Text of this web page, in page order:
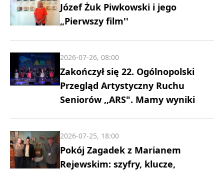
Józef Żuk Piwkowski i jego
„Pierwszy film''
Zakończył się 22. Ogólnopolski
Przegląd Artystyczny Ruchu
Seniorów ,,ARS". Mamy wyniki
2026-07-26, 08:00
Pokój Zagadek z Marianem
Rejewskim: szyfry, klucze,
2026-07-25, 18:00